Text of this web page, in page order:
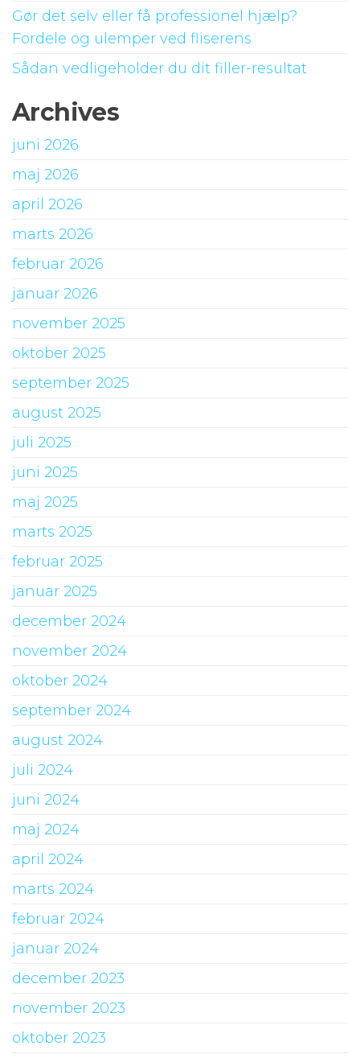
Gør det selv eller få professionel hjælp?
Fordele og ulemper ved fliserens
Sådan vedligeholder du dit filler-resultat
Archives
juni 2026
maj 2026
april 2026
marts 2026
februar 2026
januar 2026
november 2025
oktober 2025
september 2025
august 2025
juli 2025
juni 2025
maj 2025
marts 2025
februar 2025
januar 2025
december 2024
november 2024
oktober 2024
september 2024
august 2024
juli 2024
juni 2024
maj 2024
april 2024
marts 2024
februar 2024
januar 2024
december 2023
november 2023
oktober 2023